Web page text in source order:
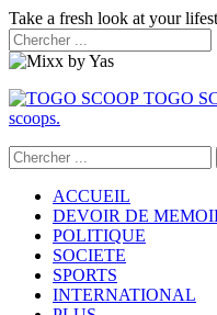
Take a fresh look at your
TOGO
scoops.
ACCUEIL
DEVOIR DE
POLITIQUE
SOCIETE
SPORTS
INTERNATIONAL